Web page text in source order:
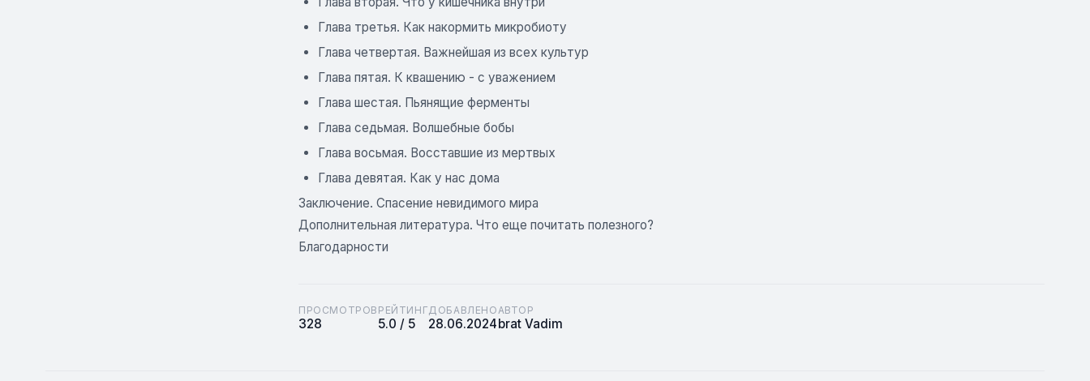
Глава третья. Как накормить микробиоту
Глава четвертая. Важнейшая из всех культур
Глава пятая. К квашению - с уважением
Глава шестая. Пьянящие ферменты
Глава седьмая. Волшебные бобы
Глава восьмая. Восставшие из мертвых
Глава девятая. Как у нас дома
Заключение. Спасение невидимого мира
Дополнительная литература. Что еще почитать полезного?
Благодарности
ПРОСМОТРОВ
328
РЕЙТИНГ
5.0 / 5
ДОБАВЛЕНО
28.06.2024
АВТОР
brat Vadim